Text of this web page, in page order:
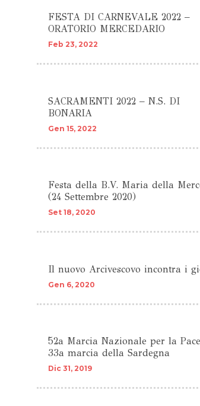
FESTA DI CARNEVALE 2022 –
ORATORIO MERCEDARIO
Feb 23, 2022
SACRAMENTI 2022 – N.S. DI
BONARIA
Gen 15, 2022
Festa della B.V. Maria della
(24 Settembre 2020)
Set 18, 2020
Il nuovo Arcivescovo incontra i
Gen 6, 2020
52a Marcia Nazionale per la
33a marcia della Sardegna
Dic 31, 2019